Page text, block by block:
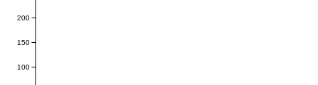
100
150
200